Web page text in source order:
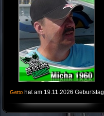
Getto hat am 19.11.2026 Geburtstag